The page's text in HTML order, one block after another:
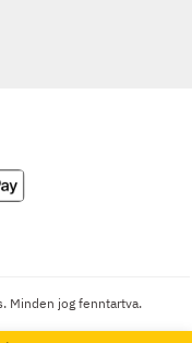
Minden jog fenntartva.